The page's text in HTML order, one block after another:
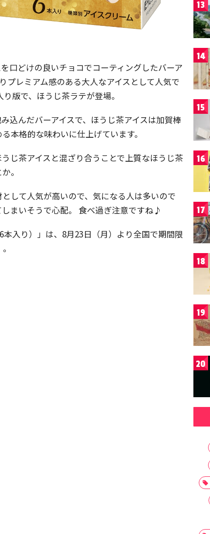
口どけの良いチョコでコーティングしたバーア
プレミアム感のある大人なアイスとして人気で
版で、ほうじ茶ラテが登場。
込んだバーアイスで、ほうじ茶アイスは加賀棒
本格的な味わいに仕上げています。
じ茶アイスと混ざり合うことで上質なほうじ茶
。
して人気が高いので、気になる人は多いので
まいそうで心配。 食べ過ぎ注意ですね♪
入り）」は、8月23日（月）より全国で期間限
13
14
15
16
17
18
19
20